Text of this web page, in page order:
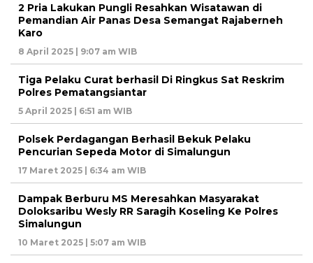
2 Pria Lakukan Pungli Resahkan Wisatawan di
Pemandian Air Panas Desa Semangat Rajaberneh
Karo
8 April 2025 | 9:07 am WIB
Tiga Pelaku Curat berhasil Di Ringkus Sat Reskrim
Polres Pematangsiantar
5 April 2025 | 6:51 am WIB
Polsek Perdagangan Berhasil Bekuk Pelaku
Pencurian Sepeda Motor di Simalungun
17 Maret 2025 | 6:34 am WIB
Dampak Berburu MS Meresahkan Masyarakat
Doloksaribu Wesly RR Saragih Koseling Ke Polres
Simalungun
10 Maret 2025 | 5:07 am WIB